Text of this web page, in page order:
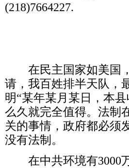
(218)7664227.
在民主国家如美国
请，我百姓排半天队，
明“某年某月某日，本
么久就完全值得。法制
关的事情，政府都必须
没有法制。
在中共环境有3000